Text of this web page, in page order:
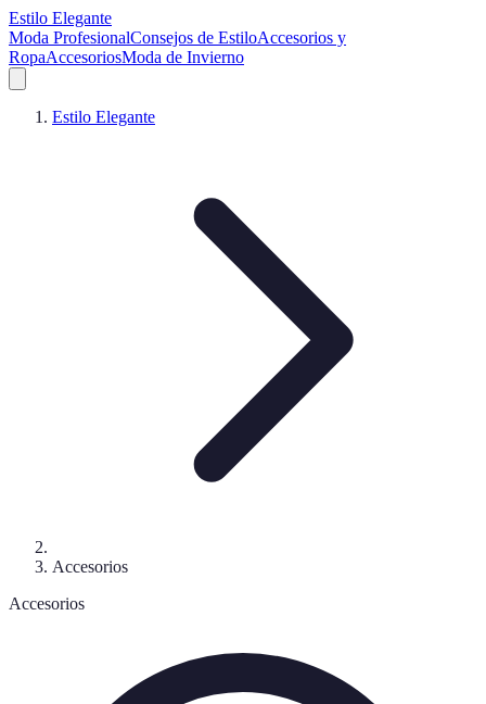
Estilo Elegante
Moda ProfesionalConsejos de EstiloAccesorios y
RopaAccesoriosModa de Invierno
Estilo Elegante
Accesorios
Accesorios